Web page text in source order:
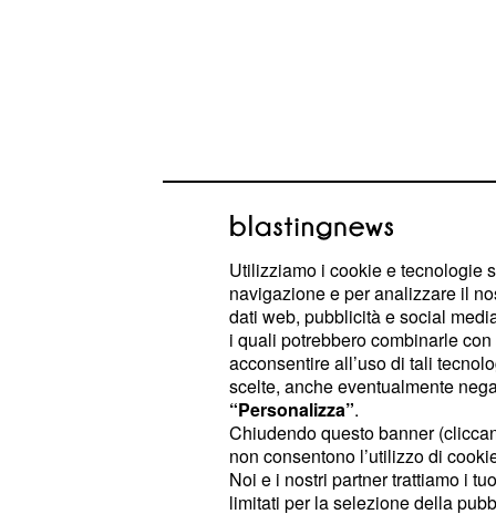
La Roma sfida il
La Roma è alla ricerca di un
Mourinhoin vista della prossima
su Edin Dzeko, che potrebbe
a Inter e Juventus, i giallorossi
Andrea Belotti, che andrebbe a
titolare con Borja Mayoral,
Utilizziamo i cookie e tecnologie
navigazione e per analizzare il
dati web, pubblicità e social
i quali potrebbero combinarle
acconsentire all’uso di tali
scelte, anche eventualmente
“Personalizza”.
Chiudendo questo banner
non consentono l’utilizzo di
Noi e i nostri partner trattiamo i
limitati per la selezione della